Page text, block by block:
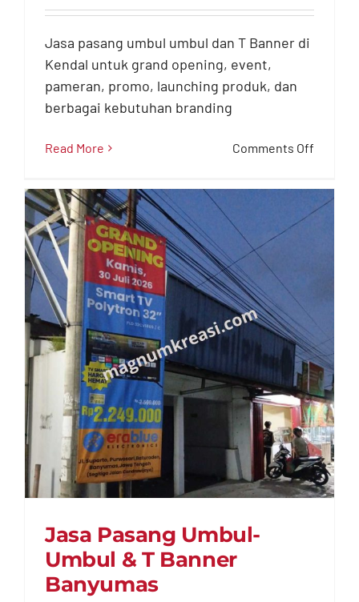
Umbul & T Banner
Kendal Profesional
Jasa Advertising
Jasa pasang umbul umbul dan T Banner di
Kendal untuk grand opening, event,
pameran, promo, launching produk, dan
berbagai kebutuhan branding
Read More Comments Off
Pasang
Umbul
Kendal
Jasa Pasang Umbul-
Umbul & T Banner
Banyumas